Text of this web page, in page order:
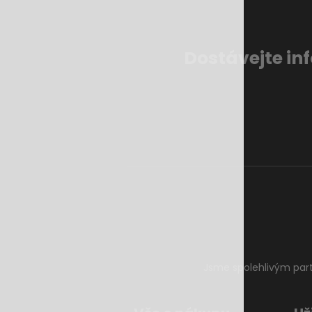
Dostávejte
Jsme spolehlivým